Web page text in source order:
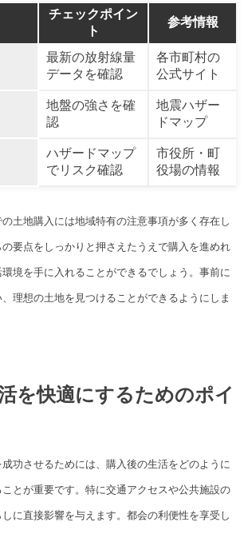
チェックポイン
ト
参考情報
最新の放射線量
データを確認
各市町村の
公式サイト
地盤の強さを確
認
地震ハザー
ドマップ
ハザードマップ
でリスク確認
市役所・町
役場の情報
土地購入には地域特有の注意事項が多く存在し
要点をしっかりと押さえたうえで購入を進めれ
境を手に入れることができるでしょう。事前に
理想の土地を見つけることができるようにしま
を快適にするためのポイ
功させるためには、購入後の生活をどのように
とが重要です。特に交通アクセスや公共施設の
に直接影響を与えます。都会の利便性を享受し